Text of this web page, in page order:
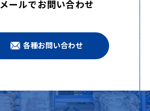
メールでお問い合わせ
各種お問い合わせ